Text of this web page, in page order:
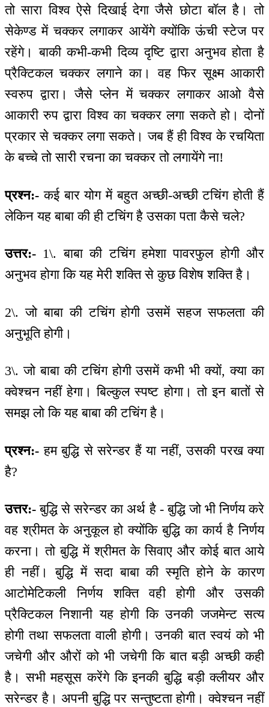
तो सारा विश्व ऐसे दिखाई देगा जैसे छोटा बॉल है। तो
सेकेण्ड में चक्कर लगाकर आयेंगे क्योंकि ऊंची स्टेज पर
रहेंगे। बाकी कभी-कभी दिव्य दृष्टि द्वारा अनुभव होता है
प्रैक्टिकल चक्कर लगाने का। वह फिर सूक्ष्म आकारी
स्वरुप द्वारा। जैसे प्लेन में चक्कर लगाकर आओ वैसे
आकारी रुप द्वारा विश्व का चक्कर लगा सकते हो। दोनों
प्रकार से चक्कर लगा सकते। जब हैं ही विश्व के रचयिता
के बच्चे तो सारी रचना का चक्कर तो लगायेंगे ना!
प्रश्न:- कई बार योग में बहुत अच्छी-अच्छी टचिंग होती हैं
लेकिन यह बाबा की ही टचिंग है उसका पता कैसे चले?
उत्तर:- 1\. बाबा की टचिंग हमेशा पावरफुल होगी और
अनुभव होगा कि यह मेरी शक्ति से कुछ विशेष शक्ति है।
2\. जो बाबा की टचिंग होगी उसमें सहज सफलता की
अनुभूति होगी।
3\. जो बाबा की टचिंग होगी उसमें कभी भी क्यों, क्या का
क्वेश्चन नहीं हेगा। बिल्कुल स्पष्ट होगा। तो इन बातों से
समझ लो कि यह बाबा की टचिंग है।
प्रश्न:- हम बुद्धि से सरेन्डर हैं या नहीं, उसकी परख क्या
है?
उत्तर:- बुद्धि से सरेन्डर का अर्थ है - बुद्धि जो भी निर्णय करे
वह श्रीमत के अनुकूल हो क्योंकि बुद्धि का कार्य है निर्णय
करना। तो बुद्धि में श्रीमत के सिवाए और कोई बात आये
ही नहीं। बुद्धि में सदा बाबा की स्मृति होने के कारण
आटोमेटिकली निर्णय शक्ति वही होगी और उसकी
प्रैक्टिकल निशानी यह होगी कि उनकी जजमेन्ट सत्य
होगी तथा सफलता वाली होगी। उनकी बात स्वयं को भी
जचेगी और औरों को भी जचेगी कि बात बड़ी अच्छी कही
है। सभी महसूस करेंगे कि इनकी बुद्धि बड़ी क्लीयर और
सरेन्डर है। अपनी बुद्धि पर सन्तुष्टता होगी। क्वेश्चन नहीं